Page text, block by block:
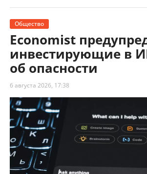
Общество
Economist
инвестирующие в
об опасности
6 августа 2026, 17:38